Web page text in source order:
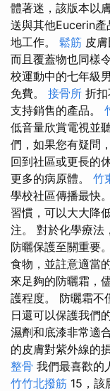
體著迷，該版本以
送與其他Eucerin
地工作。 鬆筋 皮
而且覆蓋物也同樣
校運動中的七年級
免費。 接骨所 折
支持銷售的產品。
低音量欣賞電視並
們，如果您有疑問
回到社區或更長的
更多的病原體。 竹
學校社區傳播最快。
習慣，可以大大降
注。 對於化學療法
防曬保護至關重要
食物，並註意適當
來足夠的防曬霜，
護程度。 防曬霜不
日還可以保護我們
濕劑和底漆非常適
的皮膚對紫外線的
整骨 我們最喜歡的
竹竹北撥筋 15，該